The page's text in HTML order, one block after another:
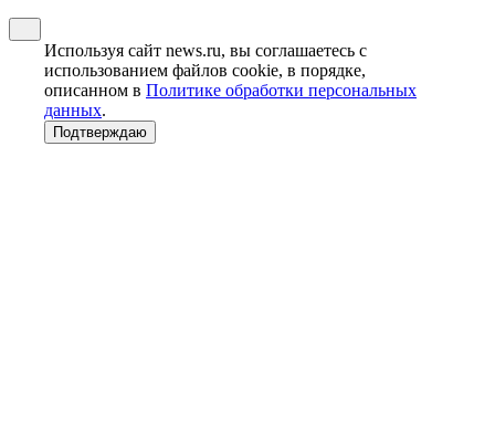
Используя сайт news.ru, вы соглашаетесь с
использованием файлов cookie, в порядке,
описанном в Политике обработки персональных
данных.
Подтверждаю